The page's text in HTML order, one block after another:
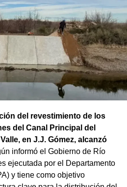
del revestimiento de los
del Canal Principal del
en J.J. Gómez, alcanzó
informó el Gobierno de Río
ejecutada por el Departamento
y tiene como objetivo